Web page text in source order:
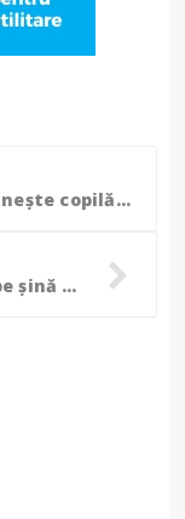
Când violența în familie rănește copilăria, intervin polițiștii!
(P) Cum transformă iluminatul pe șină magnetică spațiile publice: beneficii, tendințe și aplicații